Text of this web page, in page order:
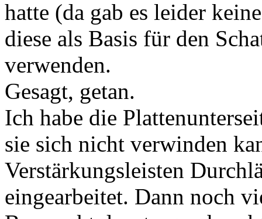
hatte (da gab es leider
diese als Basis für den
verwenden.
Gesagt, getan.
Ich habe die
sie sich nicht verwinden
Verstärkungsleisten
eingearbeitet. Dann noch